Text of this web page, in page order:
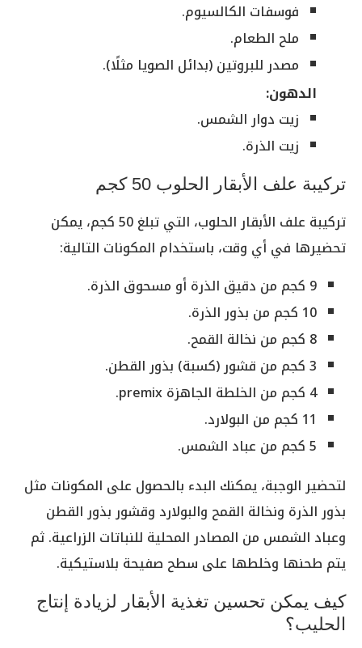
فوسفات الكالسيوم.
ملح الطعام.
مصدر للبروتين (بدائل الصويا مثلًا).
الدهون:
زيت دوار الشمس.
زيت الذرة.
تركيبة علف الأبقار الحلوب 50 كجم
تركيبة علف الأبقار الحلوب، التي تبلغ 50 كجم، يمكن
تحضيرها في أي وقت، باستخدام المكونات التالية:
9 كجم من دقيق الذرة أو مسحوق الذرة.
10 كجم من بذور الذرة.
8 كجم من نخالة القمح.
3 كجم من قشور (كسبة) بذور القطن.
4 كجم من الخلطة الجاهزة premix.
11 كجم من البولارد.
5 كجم من عباد الشمس.
لتحضير الوجبة، يمكنك البدء بالحصول على المكونات مثل
بذور الذرة ونخالة القمح والبولارد وقشور بذور القطن
وعباد الشمس من المصادر المحلية للنباتات الزراعية. ثم
يتم طحنها وخلطها على سطح صفيحة بلاستيكية.
كيف يمكن تحسين تغذية الأبقار لزيادة إنتاج
الحليب؟